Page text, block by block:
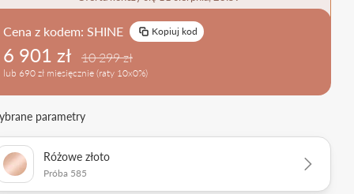
Zobacz trendy
Cena z kodem: SHINE Kopiuj kod
6 901 zł 10 299 zł
lub 690 zł miesięcznie (raty 10x0%)
parametry
Różowe złoto
Próba 585